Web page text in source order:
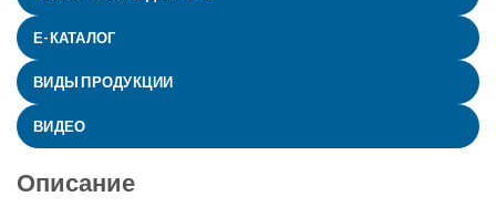
Е-КАТАЛОГ
ВИДЫ ПРОДУКЦИИ
ВИДЕО
Описание